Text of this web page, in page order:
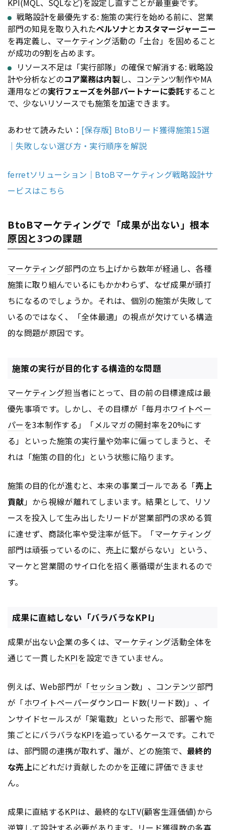
戦略設計を最優先する: 施策の実行を始める前に、営業
部門の知見を取り入れたペルソナとカスタマージャーニー
を再定義し、 マーケティング活動の「土台」を固めること
が成功の9割を占めます。
リソース不足は「実行部隊」の確保で解消する: 戦略設
計や分析などのコア業務は内製し、 コンテンツ制作やMA
運用などの実行フェーズを外部パートナーに委託すること
で、少ないリソースでも施策を加速できます。
あわせて読みたい： [保存版] BtoBリード獲得施策15選
｜失敗しない選び方・実行順序を解説
ferretソリューション｜BtoBマーケティング戦略設計サ
ービスはこちら
BtoBマーケティングで「成果が出ない」根本
原因と3つの課題
マーケティング部門の立ち上げから数年が経過し、各種
施策に取り組んでいるにもかかわらず、なぜ成果が頭打
ちになるのでしょうか。それは、個別の施策が失敗して
いるのではなく、「全体最適」の視点が欠けている構造
的な問題が原因です。
施策の実行が目的化する構造的な問題
マーケティング担当者にとって、目の前の目標達成は最
優先事項です。しかし、その目標が「毎月ホワイトペー
パーを3本制作する」「メルマガの開封率を20%にす
る」といった施策の実行量や効率に偏ってしまうと、そ
れは「施策の目的化」という状態に陥ります。
施策の目的化が進むと、本来の事業ゴールである「売上
貢献」から視線が離れてしまいます。結果として、リソ
ースを投入して生み出したリードが営業部門の求める質
に達せず、商談化率や受注率が低下。「マーケティング
部門は頑張っているのに、売上に繋がらない」という、
マーケと営業間のサイロ化を招く悪循環が生まれるので
す。
成果に直結しない「バラバラなKPI」
成果が出ない企業の多くは、 マーケティング活動全体を
通じて一貫したKPIを設定できていません。
例えば、Web部門が「セッション数」、 コンテンツ部門
が「ホワイトペーパーダウンロード数(リード数)」、イ
ンサイドセールスが「架電数」といった形で、部署や施
策ごとにバラバラなKPIを追っているケースです。これで
は、部門間の連携が取れず、誰が、どの施策で、 最終的
な売上にどれだけ貢献したのかを正確に評価できませ
ん。
成果に直結するKPIは、最終的なLTV(顧客生涯価値)から